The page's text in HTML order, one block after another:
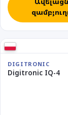
DIGITRONIC
Digitronic IQ-4